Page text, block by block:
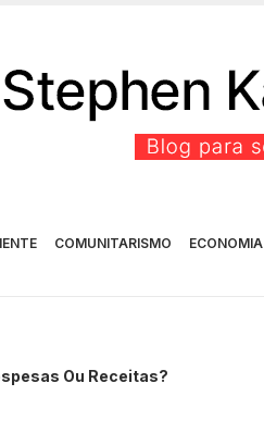
COMUNITARISMO ECONOMIA
Ou Receitas?